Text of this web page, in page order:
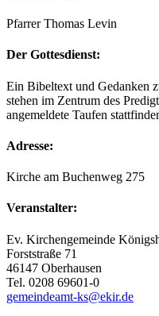
Pfarrer Thomas Levin
Der Gottesdienst:
Ein Bibeltext und Gedanken
stehen im Zentrum des
angemeldete Taufen
Adresse:
Kirche am Buchenweg 275
Veranstalter:
Ev. Kirchengemeinde
Forststraße 71
46147 Oberhausen
Tel. 0208 69601-0
gemeindeamt-ks@ekir.de